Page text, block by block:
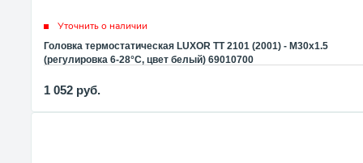
Уточнить о наличии
Головка термостатическая LUXOR TT 2101 (2001) - M30x1.5
(регулировка 6-28°C, цвет белый) 69010700
1 052 руб.